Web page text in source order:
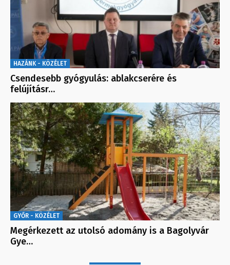
HAZÁNK - KÖZÉLET
Csendesebb gyógyulás: ablakcserére és
felújításr…
GYŐR - KÖZÉLET
Megérkezett az utolsó adomány is a Bagolyvár
Gye…